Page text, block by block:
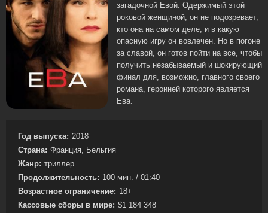
загадочной Евой. Одержимый этой
роковой женщиной, он не подозревает,
кто она на самом деле, и в какую
опасную игру он вовлечен. Но в погоне
за славой, он готов пойти на все, чтобы
получить незабываемый и шокирующий
финал для, возможно, главного своего
романа, героиней которого является
Ева.
Год выпуска: 2018
Страна: Франция, Бельгия
Жанр: триллер
Продолжительность: 100 мин. / 01:40
Возрастное ограничение: 18+
Кассовые сборы в мире: $1 184 348